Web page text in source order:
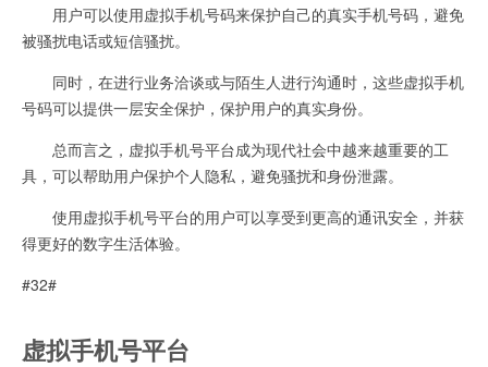
用户可以使用虚拟手机号码来保护自己的真实手机号码，避免
被骚扰电话或短信骚扰。
同时，在进行业务洽谈或与陌生人进行沟通时，这些虚拟手机
号码可以提供一层安全保护，保护用户的真实身份。
总而言之，虚拟手机号平台成为现代社会中越来越重要的工
具，可以帮助用户保护个人隐私，避免骚扰和身份泄露。
使用虚拟手机号平台的用户可以享受到更高的通讯安全，并获
得更好的数字生活体验。
#32#
虚拟手机号平台